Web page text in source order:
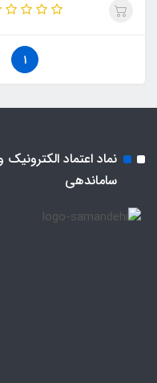
1
نماد اعتماد الکترونیک
ساماندهی